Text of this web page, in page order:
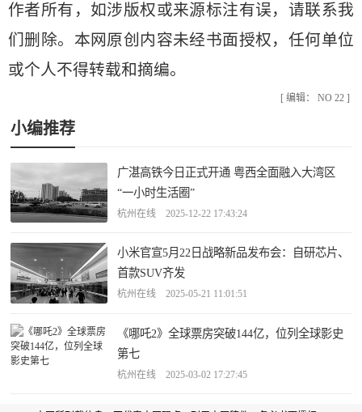
作者所有，如涉版权或来源标注有误，请联系我
们删除。本网原创内容未经书面授权，任何单位
或个人不得转载和摘编。
[ 编辑： NO 22 ]
小编推荐
广湛高铁今日正式开通 粤西全面融入大湾区
“一小时生活圈”
杭州在线 2025-12-22 17:43:24
小米官宣5月22日战略新品发布会：自研芯片、
首款SUV齐发
杭州在线 2025-05-21 11:01:51
《哪吒2》全球票房突破144亿，位列全球影史
第七
杭州在线 2025-03-02 17:27:45